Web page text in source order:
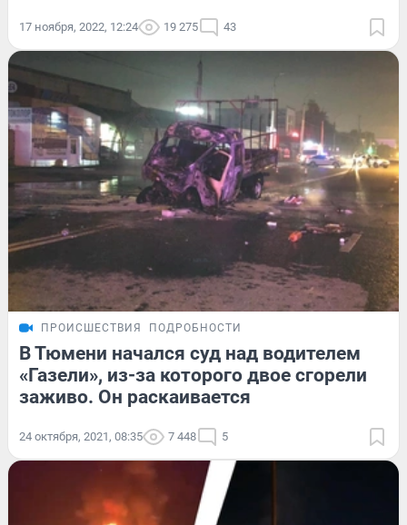
17 ноября, 2022, 12:24 19 275 43
ПРОИСШЕСТВИЯ ПОДРОБНОСТИ
В Тюмени начался суд над водителем
«Газели», из-за которого двое сгорели
заживо. Он раскаивается
24 октября, 2021, 08:35 7 448 5